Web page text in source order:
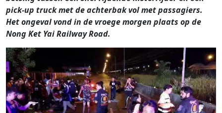
pick-up truck met de achterbak vol met passagiers.
Het ongeval vond in de vroege morgen plaats op de
Nong Ket Yai Railway Road.